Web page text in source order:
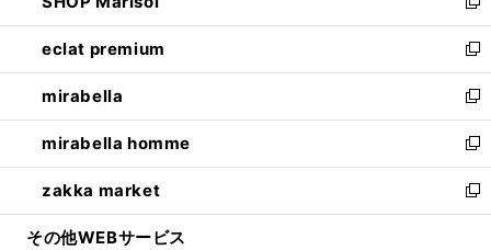
開
く
ウ
で
開
く
ィ
ン
ド
ウ
で
開
く
い
ウ
ィ
ン
ド
ウ
で
開
く
新
し
い
ウ
ィ
ン
ド
ウ
で
開
eclat premium
新
し
い
ウ
ィ
ン
ド
ウ
mirabella
新
し
い
ウ
ィ
ン
mirabella homme
新
し
い
ウ
zakka market
新
し
その他WEBサービス